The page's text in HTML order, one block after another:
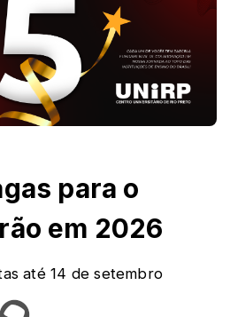
para o
em 2026
até 14 de setembro